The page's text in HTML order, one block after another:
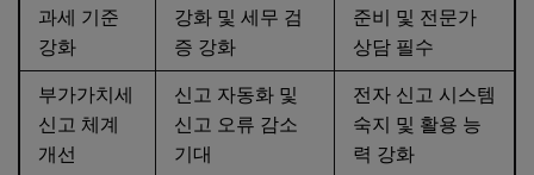
과세 기준
강화
강화 및 세무 검
증 강화
준비 및 전문가
상담 필수
부가가치세
신고 체계
개선
신고 자동화 및
신고 오류 감소
기대
전자 신고 시스템
숙지 및 활용 능
력 강화